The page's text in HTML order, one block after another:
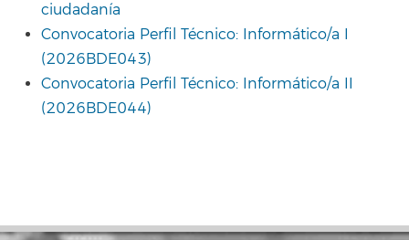
ciudadanía
Convocatoria Perfil Técnico: Informático/a I
(2026BDE043)
Convocatoria Perfil Técnico: Informático/a II
(2026BDE044)